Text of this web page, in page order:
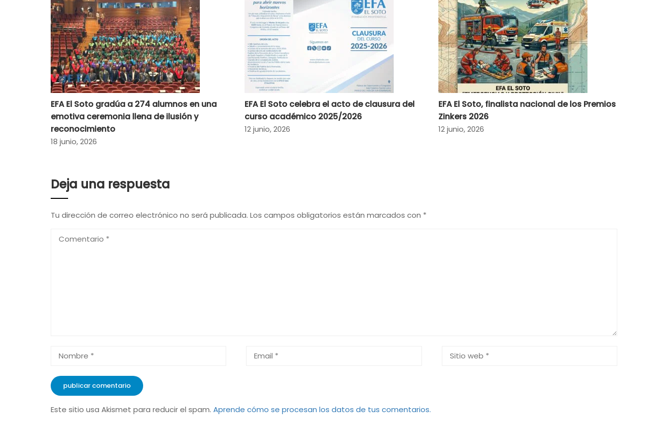
EFA El Soto gradúa a 274 alumnos en una
emotiva ceremonia llena de ilusión y
reconocimiento
18 junio, 2026
EFA El Soto celebra el acto de clausura del
curso académico 2025/2026
12 junio, 2026
EFA El Soto, finalista nacional de los Premios
Zinkers 2026
12 junio, 2026
Deja una respuesta
Tu dirección de correo electrónico no será publicada. Los campos obligatorios están marcados con *
Este sitio usa Akismet para reducir el spam. Aprende cómo se procesan los datos de tus comentarios.